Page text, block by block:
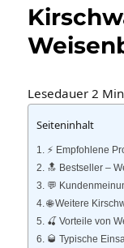
Lesedauer 2
Seiteninhalt
⚡️ Empfohlene
🔝 Bestseller –
💬
🌐 Weitere
🍒 Vorteile von
🥃 Typische